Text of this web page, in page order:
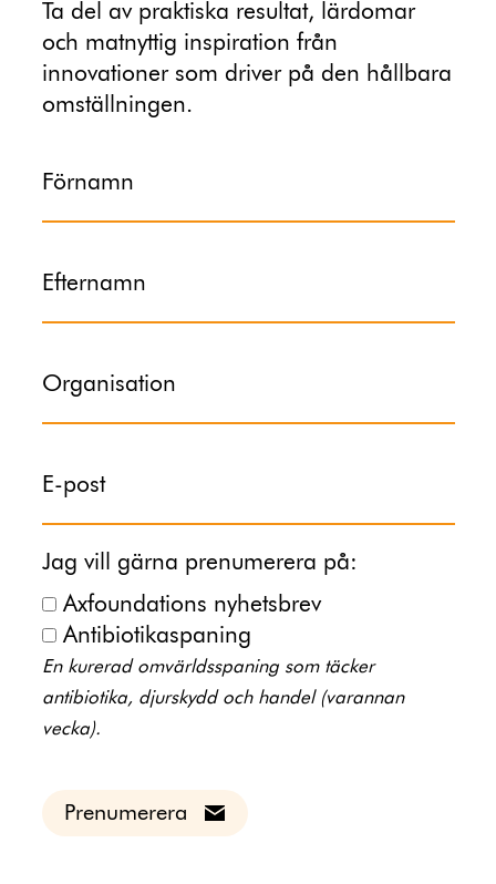
Ta del av praktiska resultat, lärdomar
och matnyttig inspiration från
innovationer som driver på den hållbara
omställningen.
Förnamn
Efternamn
Organisation
E-post
Jag vill gärna prenumerera på:
Axfoundations nyhetsbrev
Antibiotikaspaning
En kurerad omvärldsspaning som täcker
antibiotika, djurskydd och handel (varannan
vecka).
Prenumerera